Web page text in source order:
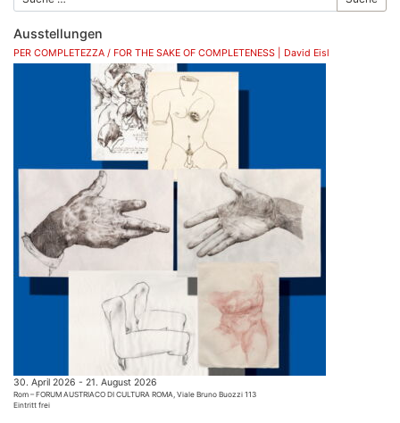
Ausstellungen
PER COMPLETEZZA / FOR THE SAKE OF COMPLETENESS | David Eisl
30. April 2026 - 21. August 2026
Rom – FORUM AUSTRIACO DI CULTURA ROMA, Viale Bruno Buozzi 113
Eintritt frei